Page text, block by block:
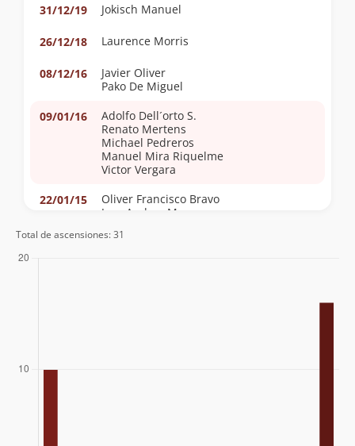
31/12/19 Jokisch Manuel
26/12/18 Laurence Morris
08/12/16
Javier Oliver
Pako De Miguel
09/01/16
Adolfo Dell´orto S.
Renato Mertens
Michael Pedreros
Manuel Mira Riquelme
Victor Vergara
22/01/15
Oliver Francisco Bravo
Jose Andres Mosre
06/01/15
David Ferreira
Total de ascensiones: 31